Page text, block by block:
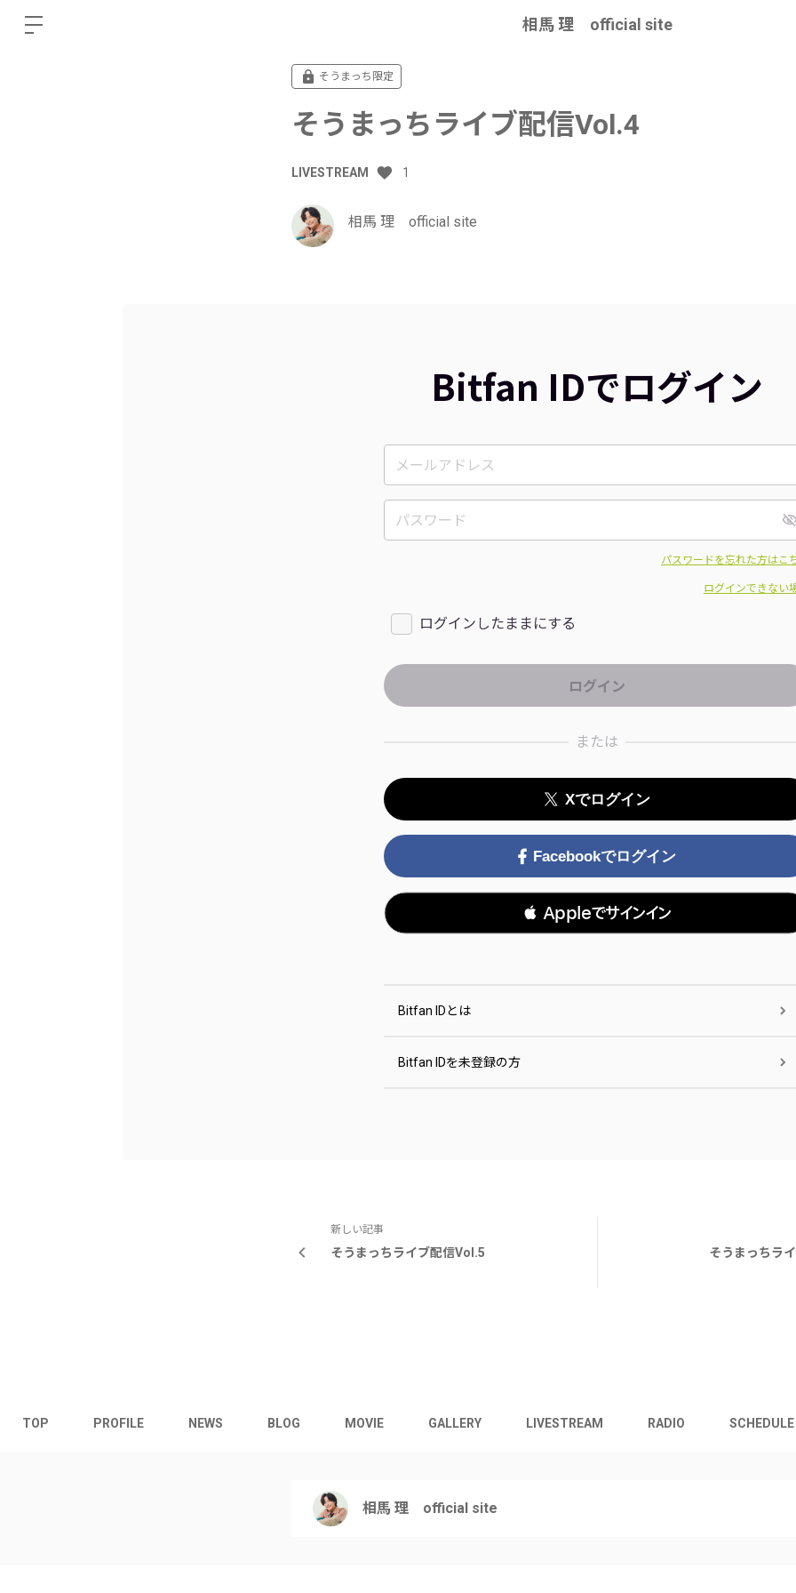
相馬 理 official site
そうまっち限定
そうまっちライブ配信Vol.4
LIVESTREAM 1
相馬 理 official site
Bitfan IDでログイン
パスワードを忘れた方はこ
ログインできない
ログインしたままにする
または
Xでログイン
Facebookでログイン
 Appleでサインイン
Bitfan IDとは
Bitfan IDを未登録の方
新しい記事
そうまっちライブ配信Vol.5 そうまっちラ
TOP PROFILE NEWS BLOG MOVIE GALLERY LIVESTREAM RADIO SCHEDULE
相馬 理 official site